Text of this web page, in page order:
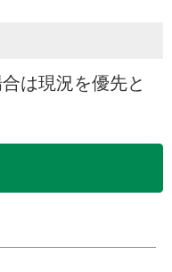
は現況を優先と